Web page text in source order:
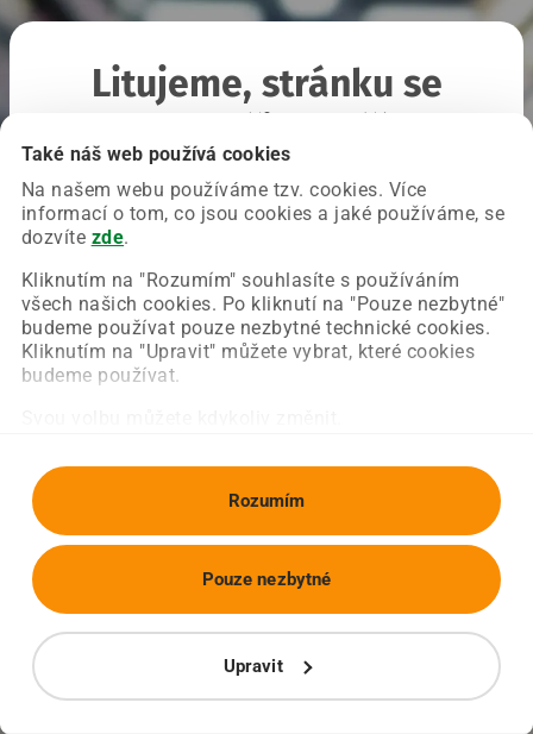
Také náš web používá cookies
Na našem webu používáme tzv. cookies. Více
informací o tom, co jsou cookies a jaké používáme, se
dozvíte zde.
Kliknutím na "Rozumím" souhlasíte s používáním
všech našich cookies. Po kliknutí na "Pouze nezbytné"
budeme používat pouze nezbytné technické cookies.
Kliknutím na "Upravit" můžete vybrat, které cookies
budeme používat.
Rozumím
Upravit
Pouze nezbytné
Litujeme, stránku se
Chyba nastala na naší straně a už ji opravujeme.
Zkuste prosím znovu načíst požadovanou stránku.
Obnovit stránku Úvodní strana